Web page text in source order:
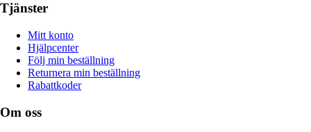
Tjänster
Mitt konto
Hjälpcenter
Följ min beställning
Returnera min beställning
Rabattkoder
Om oss